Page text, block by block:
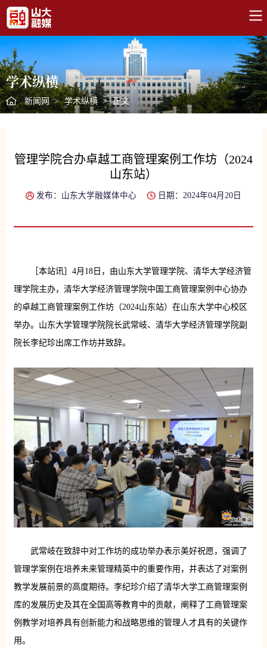
学术纵横
新闻网 > 学术纵横 > 正文
管理学院合办卓越工商管理案例工作坊（2024
山东站）
发布：山东大学融媒体中心 日期：2024年04月20日
［本站讯］4月18日，由山东大学管理学院、清华大学经济管
理学院主办，清华大学经济管理学院中国工商管理案例中心协办
的卓越工商管理案例工作坊（2024山东站）在山东大学中心校区
举办。山东大学管理学院院长武常岐、清华大学经济管理学院副
院长李纪珍出席工作坊并致辞。
武常岐在致辞中对工作坊的成功举办表示美好祝愿，强调了
管理学案例在培养未来管理精英中的重要作用，并表达了对案例
教学发展前景的高度期待。李纪珍介绍了清华大学工商管理案例
库的发展历史及其在全国高等教育中的贡献，阐释了工商管理案
例教学对培养具有创新能力和战略思维的管理人才具有的关键作
用。